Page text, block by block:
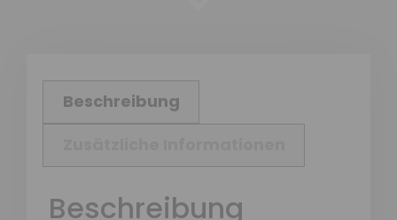
Beschreibung
Beschreibung